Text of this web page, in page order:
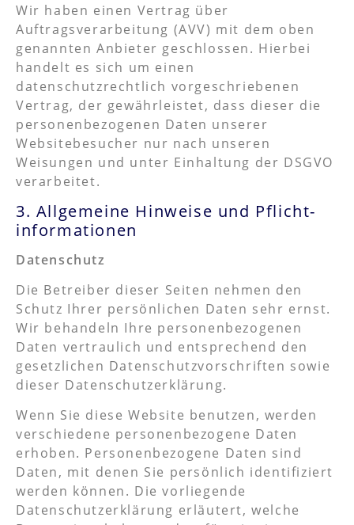
Wir haben einen Vertrag über
Auftragsverarbeitung (AVV) mit dem oben
genannten Anbieter geschlossen. Hierbei
handelt es sich um einen
datenschutzrechtlich vorgeschriebenen
Vertrag, der gewährleistet, dass dieser die
personenbezogenen Daten unserer
Websitebesucher nur nach unseren
Weisungen und unter Einhaltung der DSGVO
verarbeitet.
3. Allgemeine Hinweise und Pflicht­
informationen
Datenschutz
Die Betreiber dieser Seiten nehmen den
Schutz Ihrer persönlichen Daten sehr ernst.
Wir behandeln Ihre personenbezogenen
Daten vertraulich und entsprechend den
gesetzlichen Datenschutzvorschriften sowie
dieser Datenschutzerklärung.
Wenn Sie diese Website benutzen, werden
verschiedene personenbezogene Daten
erhoben. Personenbezogene Daten sind
Daten, mit denen Sie persönlich identifiziert
werden können. Die vorliegende
Datenschutzerklärung erläutert, welche